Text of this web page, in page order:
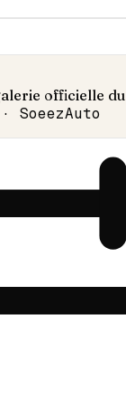
officielle
SoeezAuto